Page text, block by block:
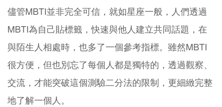
儘管MBTI並非完全可信，就如星座一般，人們透過
MBTI為自己貼標籤，快速與他人建立共同話題，在
與陌生人相處時，也多了一個參考指標。雖然MBTI
很方便，但也別忘了每個人都是獨特的，透過觀察、
交流，才能突破這個測驗二分法的限制，更細緻完整
地了解一個人。